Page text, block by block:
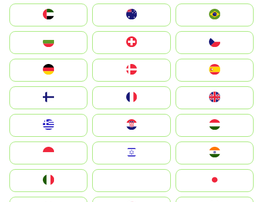
الإمارات العربية المتحدة
Switzerland
Deutschland
United Kingdom
Magyarország